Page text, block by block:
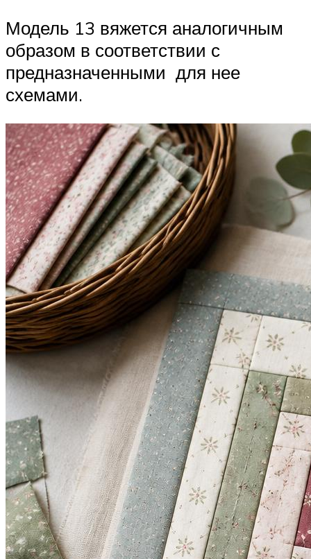
Модель 13 вяжется аналогичным
образом в соответствии с
предназначенными для нее
схемами.